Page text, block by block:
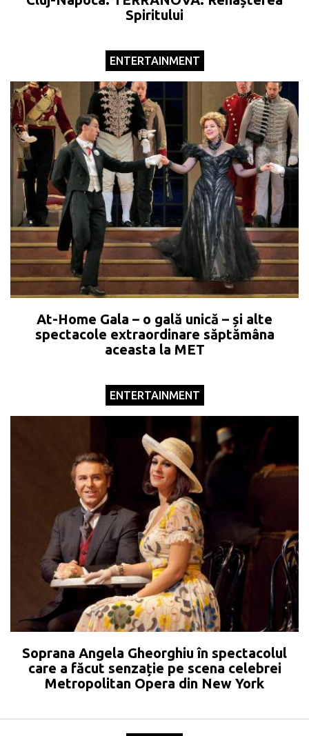
Spiritului
ENTERTAINMENT
At-Home Gala – o gală unică – și alte
spectacole extraordinare săptămâna
aceasta la MET
ENTERTAINMENT
Soprana Angela Gheorghiu în spectacolul
care a făcut senzație pe scena celebrei
Metropolitan Opera din New York